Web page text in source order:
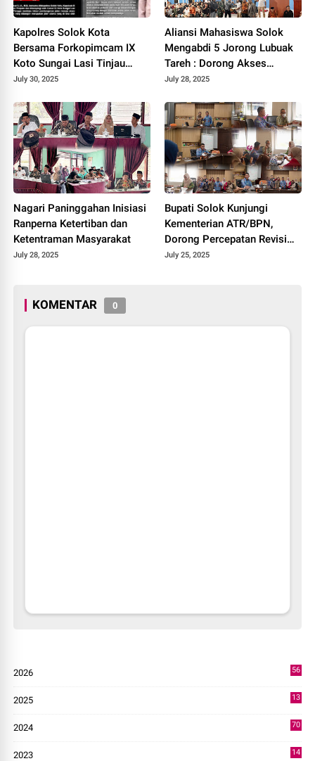
Kapolres Solok Kota
Bersama Forkopimcam IX
Koto Sungai Lasi Tinjau
Pembangunan Jalan Menuju
July 30, 2025
Aliansi Mahasiswa Solok
Mengabdi 5 Jorong Lubuak
Tareh : Dorong Akses
Kesehatan, Pendidikan, dan
July 28, 2025
Nagari Paninggahan Inisiasi
Ranperna Ketertiban dan
Ketentraman Masyarakat
July 28, 2025
Bupati Solok Kunjungi
Kementerian ATR/BPN,
Dorong Percepatan Revisi
Perda RTRW Kabupaten
July 25, 2025
KOMENTAR 0
2026
56
2025
13
2024
70
2023
14